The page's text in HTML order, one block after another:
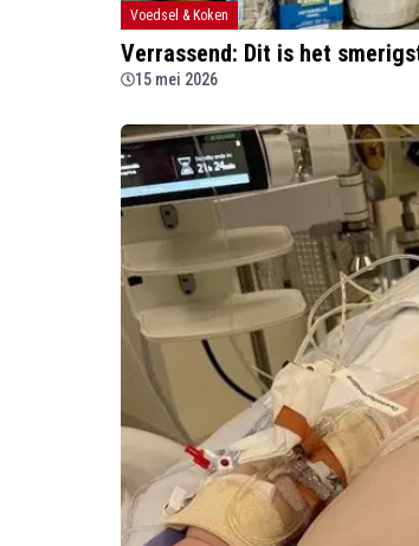
Voedsel & Koken
Verrassend: Dit is het
15 mei 2026